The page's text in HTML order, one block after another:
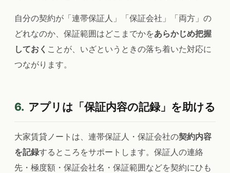
自分の契約が「連帯保証人」「保証会社」「両方」の
どれなのか、保証範囲はどこまでかをあらかじめ把握
しておく ことが、いざというときの落ち着いた対応に
つながります。
6. アプリは「保証内容の記録」を助ける
大家賃貸ノートは、連帯保証人・保証会社の契約内容
を記録するところをサポートします。保証人の連絡
先・極度額・保証会社名・保証範囲などを契約にひも